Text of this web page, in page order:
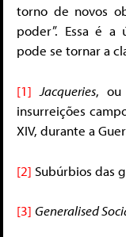
torno de novos
poder”. Essa é
pode se tornar a
[1] Jacqueries, ou
insurreições
XIV, durante a
[2] Subúrbios das
[3] Generalised